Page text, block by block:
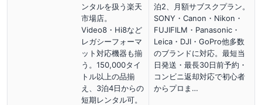
ンタルを扱う楽天
市場店。
Video8・Hi8など
レガシーフォーマ
ット対応機器も揃
う。150,000タイ
トル以上の品揃
え、3泊4日からの
短期レンタル可。
泊2、月額サブスクプラン。
SONY・Canon・Nikon・
FUJIFILM・Panasonic・
Leica・DJI・GoPro他多数
のブランドに対応。最短当
日発送・最長30日前予約・
コンビニ返却対応で初心者
からプロま…